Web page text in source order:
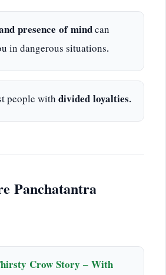
presence of mindcan
in dangerous situations.
people withdivided loyalties.
Panchatantra
Crow Story – With